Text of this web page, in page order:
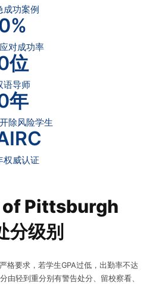
成功案例
%
对成功率
位
语导师
年
除风险学生
权威认证
Pittsburgh
分级别
格要求，若学生GPA过低，出勤率不达
由轻到重分别有警告处分、留校察看、